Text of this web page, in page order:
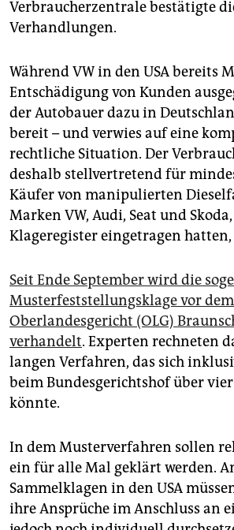
Verbraucherzentrale bestätigte
Verhandlungen.
Während VW in den USA bereits
Entschädigung von Kunden
der Autobauer dazu in
bereit – und verwies auf eine
rechtliche Situation. Der
deshalb stellvertretend für
Käufer von manipulierten
Marken VW, Audi, Seat und
Klageregister eingetragen
Seit Ende September wird die
Musterfeststellungsklage vor dem
Oberlandesgericht (OLG)
verhandelt. Experten rechneten
langen Verfahren, das sich
beim Bundesgerichtshof über
könnte.
In dem Musterverfahren sollen
ein für alle Mal geklärt werden.
Sammelklagen in den USA
ihre Ansprüche im Anschluss an